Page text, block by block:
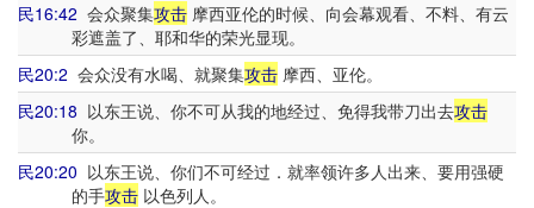
民16:42 会众聚集攻击 摩西亚伦的时候、向会幕观看、不料、有云
彩遮盖了、耶和华的荣光显现。
民20:2 会众没有水喝、就聚集攻击 摩西、亚伦。
民20:18 以东王说、你不可从我的地经过、免得我带刀出去攻击
你。
民20:20 以东王说、你们不可经过．就率领许多人出来、要用强硬
的手攻击以色列人。